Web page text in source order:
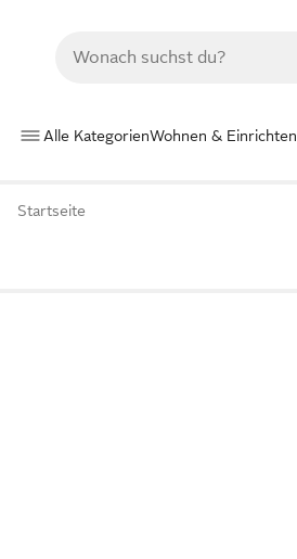
Alle KategorienWohnen & Einrichten
Startseite